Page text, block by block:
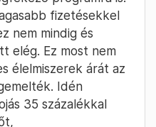
Sajtóiroda / MTI
és a